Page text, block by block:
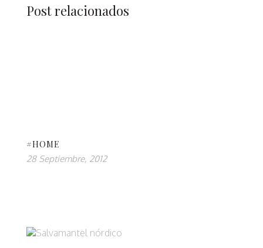
Post relacionados
#HOME
28 Septiembre, 2012